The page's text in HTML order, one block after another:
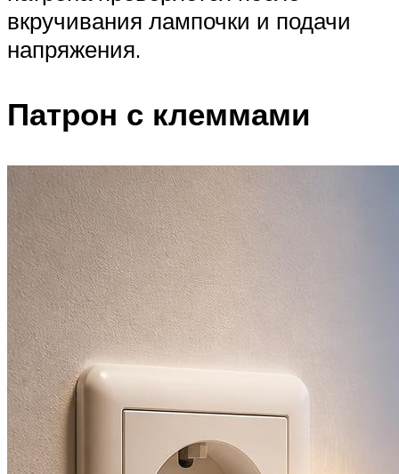
вкручивания лампочки и подачи
напряжения.
Патрон с клеммами